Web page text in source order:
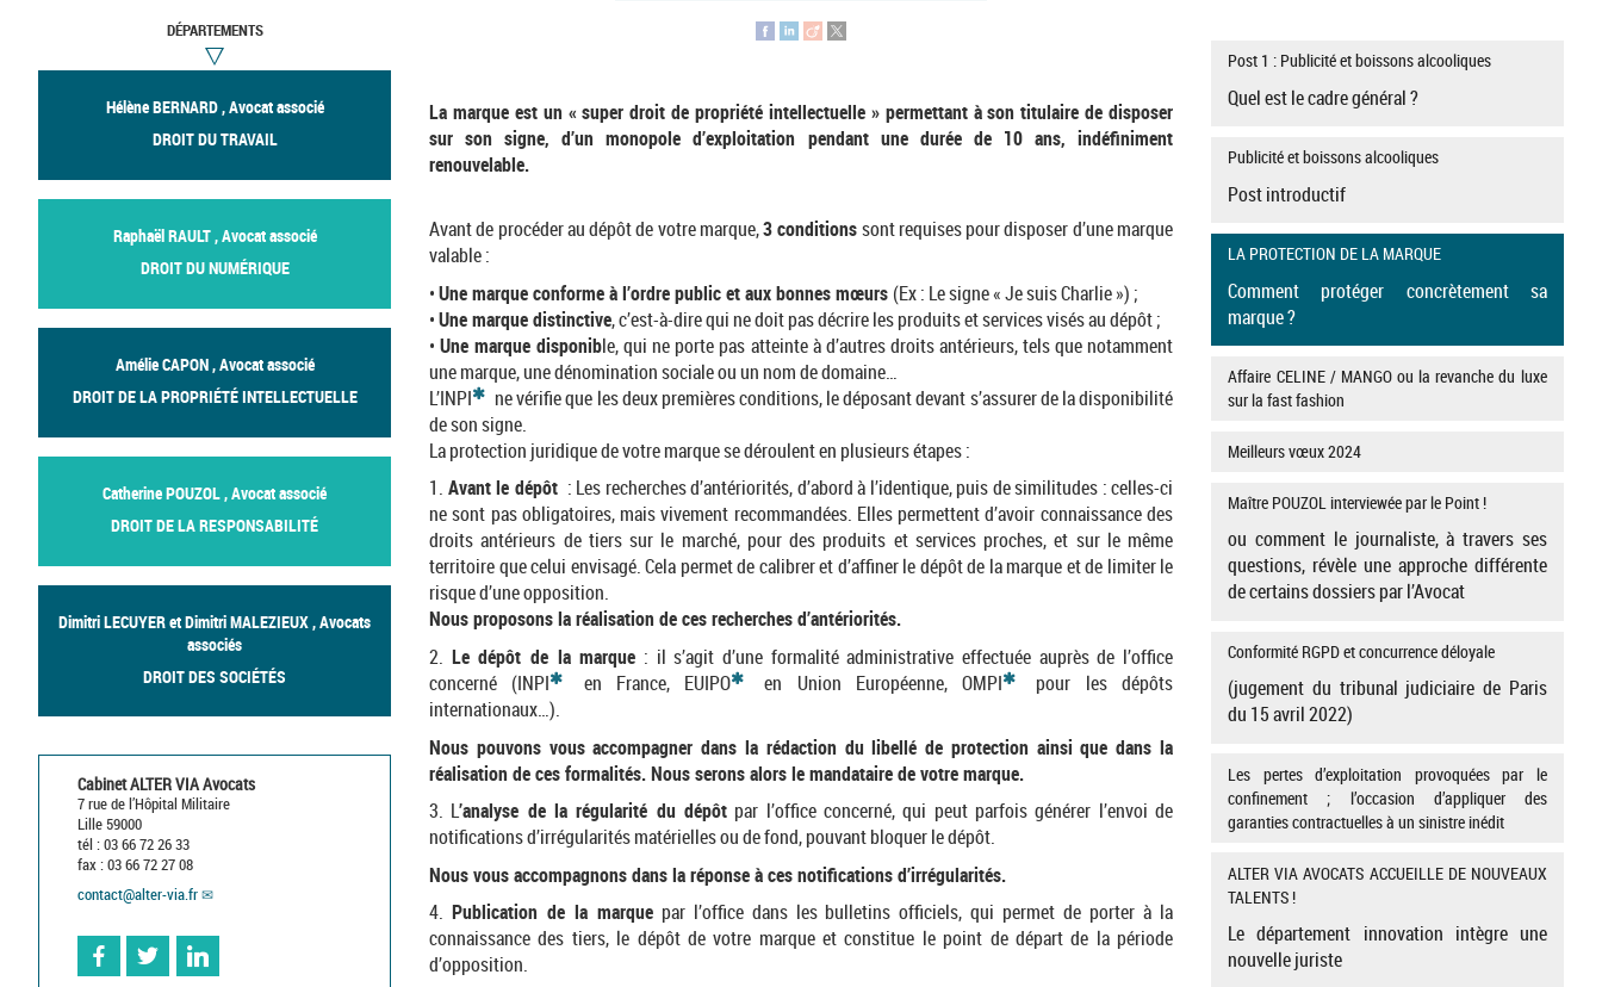
La marque est un « super droit de propriété intellectuelle » permettant à son titulaire de disposer
sur son signe, d’un monopole d’exploitation pendant une durée de 10 ans, indéfiniment
renouvelable.
Avant de procéder au dépôt de votre marque,3 conditionssont requises pour disposer d’une marque
valable :
•Une marque conforme à l’ordre public et aux bonnes mœurs (Ex : Le signe « Je suis Charlie ») ;
•Une marque distinctive, c’est-à-dire qui ne doit pas décrire les produits et services visés au dépôt ;
•Une marque disponible, qui ne porte pas atteinte à d’autres droits antérieurs, tels que notamment
une marque, une dénomination sociale ou un nom de domaine…
L’INPI
ne vérifie que les deux premières conditions, le déposant devant s’assurer de la disponibilité
de son signe.
La protection juridique de votre marque se déroulent en plusieurs étapes :
1. Avant le dépôt : Les recherches d’antériorités, d’abord à l’identique, puis de similitudes : celles-ci
ne sont pas obligatoires, mais vivement recommandées. Elles permettent d’avoir connaissance des
droits antérieurs de tiers sur le marché, pour des produits et services proches, et sur le même
territoire que celui envisagé. Cela permet de calibrer et d’affiner le dépôt de la marque et de limiter le
risque d’une opposition.
Nous proposons la réalisation de ces recherches d’antériorités.
2. Le dépôt de la marque : il s’agit d’une formalité administrative effectuée auprès de l’office
concerné (INPI
en France, EUIPO en Union Européenne, OMPI
pour les dépôts
internationaux…).
Nous pouvons vous accompagner dans la rédaction du libellé de protection ainsi que dans la
réalisation de ces formalités. Nous serons alors le mandataire de votre marque.
3. L’analyse de la régularité du dépôt par l’office concerné, qui peut parfois générer l’envoi de
notifications d’irrégularités matérielles ou de fond, pouvant bloquer le dépôt.
Nous vous accompagnons dans la réponse à ces notifications d’irrégularités.
4. Publication de la marquepar l’office dans les bulletins officiels, qui permet de porter à la
connaissance des tiers, le dépôt de votre marque et constitue le point de départ de la période
d’opposition.
Post 1 : Publicité et boissons alcooliques
Quel est le cadre général ?
Publicité et boissons alcooliques
Post introductif
LA PROTECTION DE LA MARQUE
Comment protéger concrètement sa
marque ?
Affaire CELINE / MANGO ou la revanche du luxe
sur la fast fashion
Meilleurs vœux 2024
Maître POUZOL interviewée par le Point !
ou comment le journaliste, à travers ses
questions, révèle une approche différente
de certains dossiers par l’Avocat
Conformité RGPD et concurrence déloyale
(jugement du tribunal judiciaire de Paris
du 15 avril 2022)
Les pertes d’exploitation provoquées par le
confinement ; l’occasion d’appliquer des
garanties contractuelles à un sinistre inédit
ALTER VIA AVOCATS ACCUEILLE DE NOUVEAUX
TALENTS !
Le département innovation intègre une
nouvelle juriste
DÉPARTEMENTS
Hélène BERNARD , Avocat associé
DROIT DU TRAVAIL
Raphaël RAULT , Avocat associé
DROIT DU NUMÉRIQUE
Amélie CAPON , Avocat associé
DROIT DE LA PROPRIÉTÉ INTELLECTUELLE
Catherine POUZOL , Avocat associé
DROIT DE LA RESPONSABILITÉ
Dimitri LECUYER et Dimitri MALEZIEUX , Avocats
associés
DROIT DES SOCIÉTÉS
Cabinet ALTER VIA Avocats
7 rue de l’Hôpital Militaire
Lille 59000
tél : 03 66 72 26 33
fax : 03 66 72 27 08
contact@alter-via.fr